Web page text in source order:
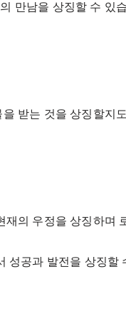
만남을 상징할 수 있
받는 것을 상징할지
의 우정을 상징하며
성공과 발전을 상징할